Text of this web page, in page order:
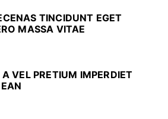
TINCIDUNT EGET
MASSA VITAE
A VEL PRETIUM IMPERDIET